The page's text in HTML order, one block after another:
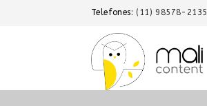
Telefones: (11) 98578-2135